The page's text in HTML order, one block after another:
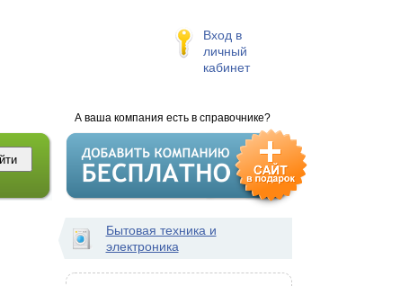
Вход в
личный
кабинет
А ваша компания есть в справочнике?
Бытовая техника и
электроника